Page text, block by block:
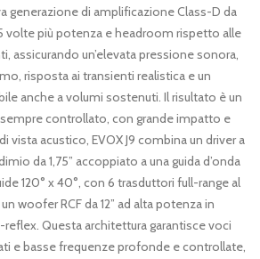
generazione di amplificazione Class-D da
volte più potenza e headroom rispetto alle
assicurando un’elevata pressione sonora,
risposta ai transienti realistica e un
anche a volumi sostenuti. Il risultato è un
controllato, con grande impatto e
vista acustico, EVOX J9 combina un driver a
da 1,75” accoppiato a una guida d’onda
120° x 40°, con 6 trasduttori full-range al
woofer RCF da 12” ad alta potenza in
Questa architettura garantisce voci
e basse frequenze profonde e controllate,